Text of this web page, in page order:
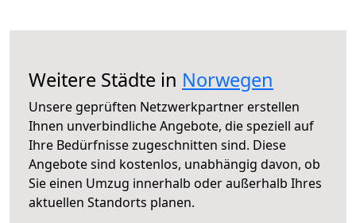
Weitere Städte in Norwegen
Unsere geprüften Netzwerkpartner erstellen
Ihnen unverbindliche Angebote, die speziell auf
Ihre Bedürfnisse zugeschnitten sind. Diese
Angebote sind kostenlos, unabhängig davon, ob
Sie einen Umzug innerhalb oder außerhalb Ihres
aktuellen Standorts planen.